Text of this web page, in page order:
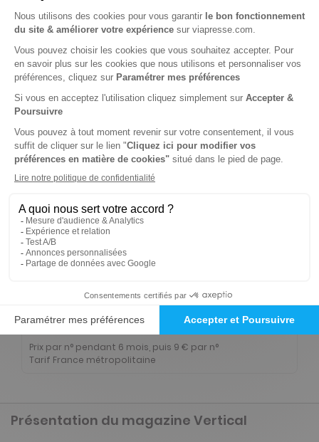
-36%
Abonnement 1 an
5 n° • Papier
36€55 Tarif Kiosque : 57€ 50
Tarif France métropolitaine
Renouvellement à date d’anniversaire
-45%
Abonnement 2 ans
10 n° • Papier
63€75
Tarif France métropolitaine
Renouvellement à date d’anniversaire
Abonnement Durée libre
5€75 Tarif Kiosque : 11€50
Prix par n° pendant 6 mois, puis 9 € par n°
Tarif France métropolitaine
Présentation du magazine Vertical